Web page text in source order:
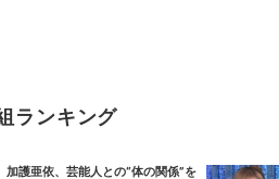
ランキング
加護亜依、芸能人との“体の関係”を